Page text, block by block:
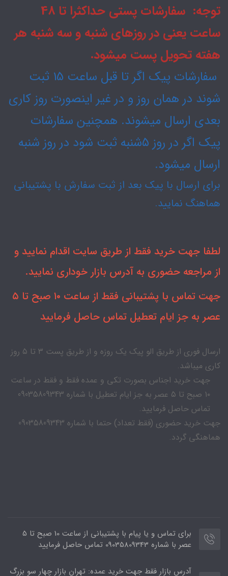
توجه: سفارشات پستی حداکثرا تا 48
ساعت یعنی در روزهای شنبه و سه شنبه هر
هفته تحویل پست میشود.
سفارشات پیک اگر تا قبل ساعت 15 ثبت
شوند در همان روز و در غیر اینصورت روز کاری
بعدی ارسال میشوند. همچنین سفارشات
پیک اگر در روز ۵شنبه ثبت شود در روز شنبه
ارسال میشود.
برای ارسال با پیک بعد از ثبت سفارش با پشتیبانی
هماهنگ نمایید.
لطفا جهت خرید فقط از طریق سایت اقدام نمایید و
از مراجعه حضوری به آدرس بازار خوداری نمایید.
جهت تماس با پشتیبانی فقط از ساعت ۱۰ صبح تا ۵
عصر به جز ایام تعطیل تماس حاصل فرمایید
ارسال فوری از طریق الو پیک یک روزه و از طریق پست ۳ تا ۵ روز
کاری میباشد.
جهت خرید اجناس بصورت تکی و عمده فقط و فقط در ساعت
۱۰ صبح تا ۵ عصر به جز ایام تعطیل با شماره 09035809343
تماس حاصل فرمایید.
جهت خرید حضوری (فقط تعداد) حتما با شماره 09035809343
هماهنگی گردد.
برای تماس و یا پیام با پشتیبانی از ساعت 10 صبح تا 5
عصر با شماره 09035809343 تماس حاصل فرمایید
آدرس بازار فقط جهت خرید عمده: تهران بازار چهار سو بزرگ